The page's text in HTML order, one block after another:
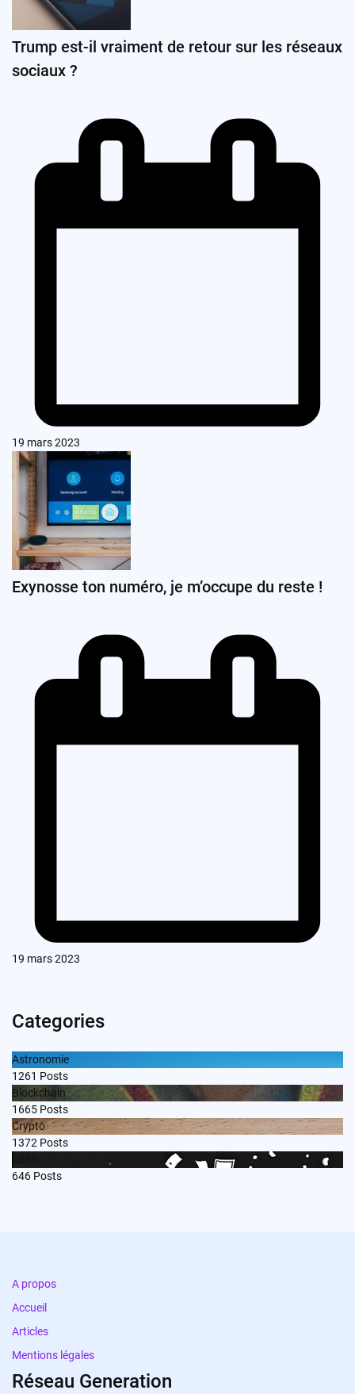
Trump est-il vraiment de retour sur les réseaux
sociaux ?
19 mars 2023
Exynosse ton numéro, je m’occupe du reste !
19 mars 2023
Categories
Astronomie
1261 Posts
Blockchain
1665 Posts
Crypto
1372 Posts
646 Posts
A propos
Accueil
Articles
Mentions légales
Réseau Generation